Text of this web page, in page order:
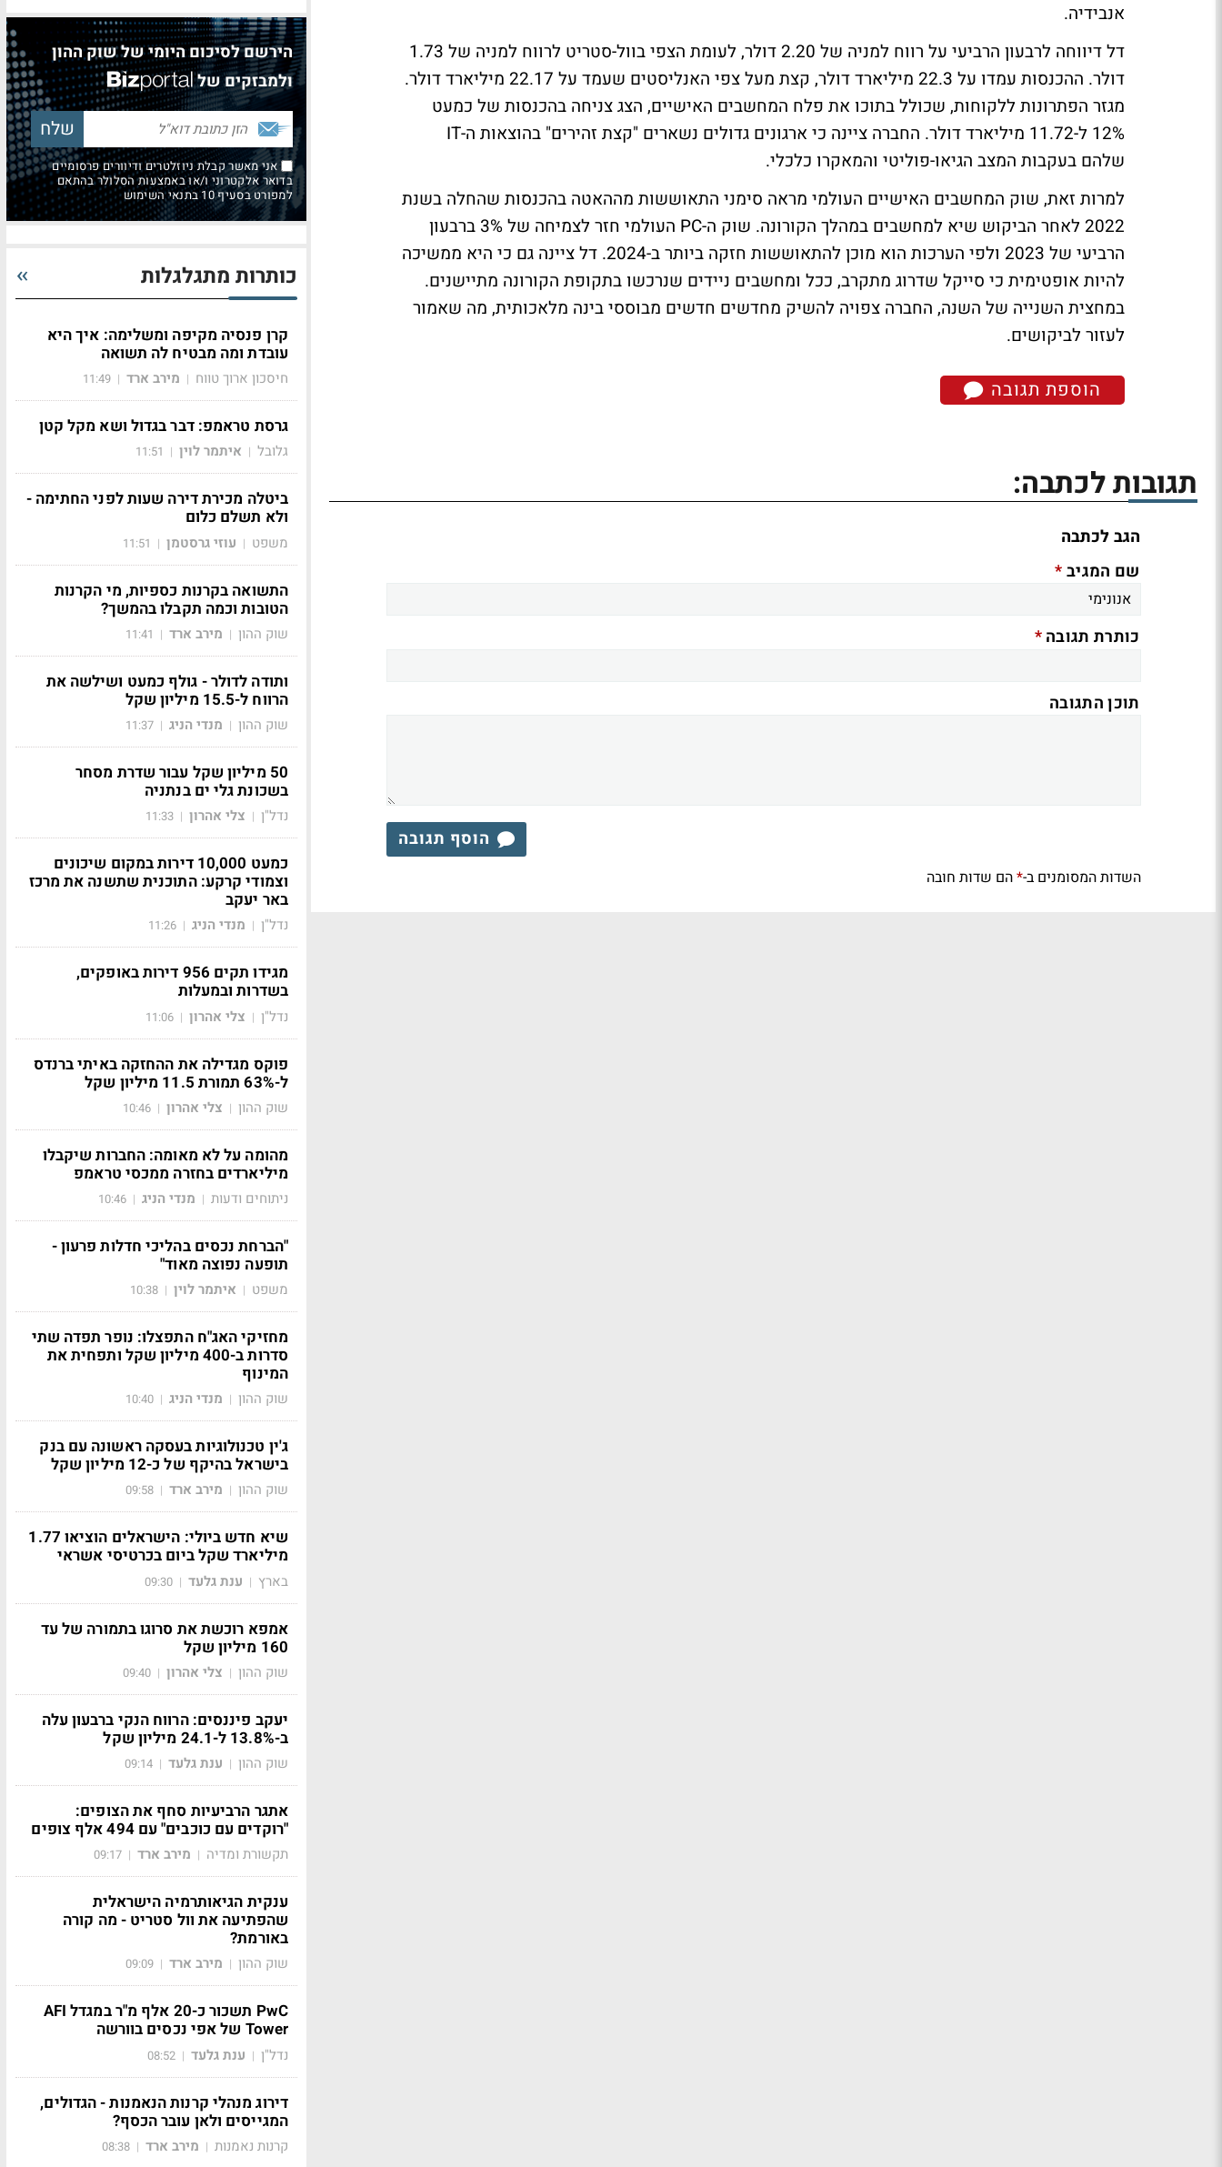
אנבידיה.
דל דיווחה לרבעון הרביעי על רווח למניה של 2.20 דולר, לעומת הצפי בוול-סטריט לרווח למניה של 1.73
דולר. ההכנסות עמדו על 22.3 מיליארד דולר, קצת מעל צפי האנליסטים שעמד על 22.17 מיליארד דולר.
מגזר הפתרונות ללקוחות, שכולל בתוכו את פלח המחשבים האישיים, הצג צניחה בהכנסות של כמעט
12% ל-11.72 מיליארד דולר. החברה ציינה כי ארגונים גדולים נשארים "קצת זהירים" בהוצאות ה-IT
שלהם בעקבות המצב הגיאו-פוליטי והמאקרו כלכלי.
למרות זאת, שוק המחשבים האישיים העולמי מראה סימני התאוששות מההאטה בהכנסות שהחלה בשנת
2022 לאחר הביקוש שיא למחשבים במהלך הקורונה. שוק ה-PC העולמי חזר לצמיחה של 3% ברבעון
הרביעי של 2023 ולפי הערכות הוא מוכן להתאוששות חזקה ביותר ב-2024. דל ציינה גם כי היא ממשיכה
להיות אופטימית כי סייקל שדרוג מתקרב, ככל ומחשבים ניידים שנרכשו בתקופת הקורונה מתיישנים.
במחצית השנייה של השנה, החברה צפויה להשיק מחדשים חדשים מבוססי בינה מלאכותית, מה שאמור
לעזור לביקושים.
הוספת תגובה
תגובות לכתבה:
הגב לכתבה
שם המגיב*
כותרת תגובה*
תוכן התגובה
הוסף תגובה
השדות המסומנים ב-*הם שדות חובה
הירשם לסיכום היומי של שוק ההון
ולמבזקים של
אני מאשר קבלת ניוזלטרים ודיוורים פרסומיים
בדואר אלקטרוני ו/או באמצעות הסלולר בהתאם
למפורט בסעיף 10 בתנאי השימוש
כותרות מתגלגלות
קרן פנסיה מקיפה ומשלימה: איך היא
עובדת ומה מבטיח לה תשואה
חיסכון ארוך טווח | מירב ארד |
11:49
גרסת טראמפ: דבר בגדול ושא מקל קטן
גלובל | איתמר לוין |
11:51
ביטלה מכירת דירה שעות לפני החתימה -
ולא תשלם כלום
משפט | עוזי גרסטמן |
11:51
התשואה בקרנות כספיות, מי הקרנות
הטובות וכמה תקבלו בהמשך?
שוק ההון | מירב ארד |
11:41
ותודה לדולר - גולף כמעט ושילשה את
הרווח ל-15.5 מיליון שקל
שוק ההון | מנדי הניג |
11:37
50 מיליון שקל עבור שדרת מסחר
בשכונת גלי ים בנתניה
נדל"ן | צלי אהרון |
11:33
כמעט 10,000 דירות במקום שיכונים
וצמודי קרקע: התוכנית שתשנה את מרכז
באר יעקב
נדל"ן | מנדי הניג |
11:26
מגידו תקים 956 דירות באופקים,
בשדרות ובמעלות
נדל"ן | צלי אהרון |
11:06
פוקס מגדילה את ההחזקה באיתי ברנדס
ל-63% תמורת 11.5 מיליון שקל
שוק ההון | צלי אהרון |
10:46
מהומה על לא מאומה: החברות שיקבלו
מיליארדים בחזרה ממכסי טראמפ
ניתוחים ודעות | מנדי הניג |
10:46
"הברחת נכסים בהליכי חדלות פרעון -
תופעה נפוצה מאוד"
משפט | איתמר לוין |
10:38
מחזיקי האג"ח התפצלו: נופר תפדה שתי
סדרות ב-400 מיליון שקל ותפחית את
המינוף
שוק ההון | מנדי הניג |
10:40
ג'ין טכנולוגיות בעסקה ראשונה עם בנק
בישראל בהיקף של כ-12 מיליון שקל
שוק ההון | מירב ארד |
09:58
שיא חדש ביולי: הישראלים הוציאו 1.77
מיליארד שקל ביום בכרטיסי אשראי
בארץ | ענת גלעד |
09:30
אמפא רוכשת את סרוגו בתמורה של עד
160 מיליון שקל
שוק ההון | צלי אהרון |
09:40
יעקב פיננסים: הרווח הנקי ברבעון עלה
ב-13.8% ל-24.1 מיליון שקל
שוק ההון | ענת גלעד |
09:14
אתגר הרביעיות סחף את הצופים:
"רוקדים עם כוכבים" עם 494 אלף צופים
תקשורת ומדיה | מירב ארד |
09:17
ענקית הגיאותרמיה הישראלית
שהפתיעה את וול סטריט - מה קורה
באורמת?
שוק ההון | מירב ארד |
09:09
PwC תשכור כ-20 אלף מ"ר במגדל AFI
Tower של אפי נכסים בוורשה
נדל"ן | ענת גלעד |
08:52
דירוג מנהלי קרנות הנאמנות - הגדולים,
המגייסים ולאן עובר הכסף?
קרנות נאמנות | מירב ארד |
08:38